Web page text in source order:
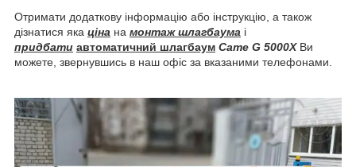
Отримати додаткову інформацію або інструкцію, а також
дізнатися яка ціна на монтаж шлагбаума і
придбати автоматичний шлагбаум Came G 5000X Ви
можете, звернувшись в наш офіс за вказаними телефонами.